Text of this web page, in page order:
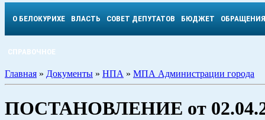
О БЕЛОКУРИХЕ ВЛАСТЬ СОВЕТ ДЕПУТАТОВ БЮДЖЕТ ОБРАЩЕНИЯ
СПРАВОЧНОЕ
Главная » Документы » НПА » МПА Администрации города
ПОСТАНОВЛЕНИЕ от